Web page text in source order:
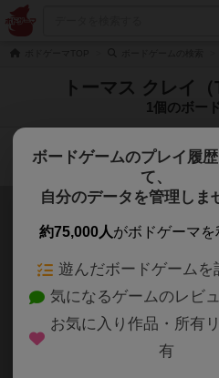
トーマス クレイ
1個のボー
検索メ
十二星座
ボードゲームのプレイ履
て、
自分のデータを管理しま
約75,000人がボドゲーマを
遊んだボードゲームを
気になるゲームのレビ
お気に入り作品・所有
有